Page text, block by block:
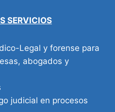
SERVICIOS
Legal y forense para
abogados y
judicial en procesos